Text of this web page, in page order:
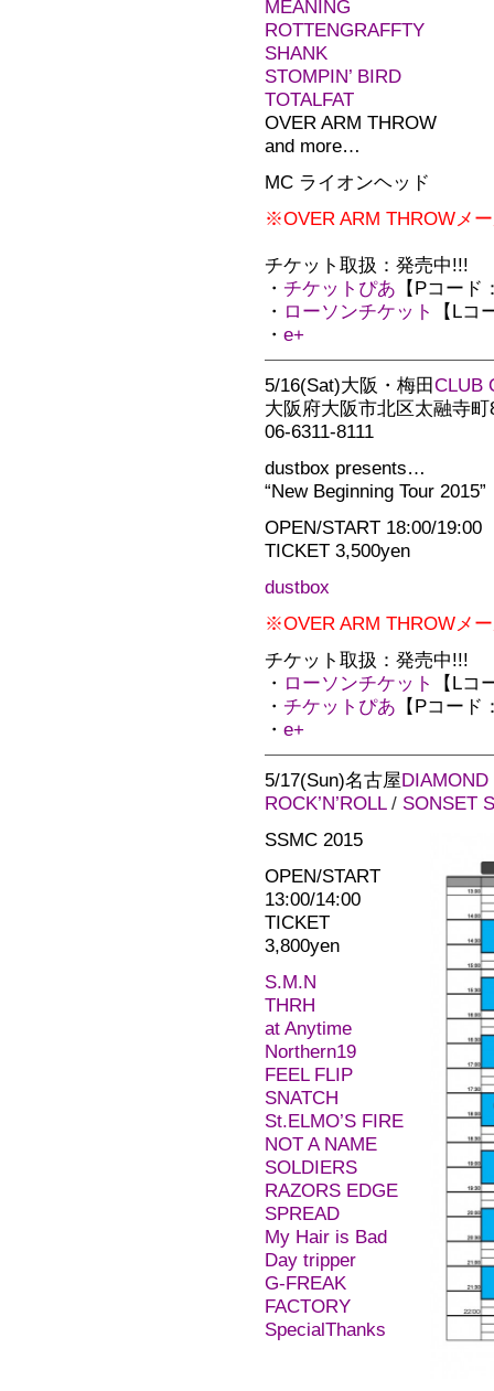
MEANING
ROTTENGRAFFTY
SHANK
STOMPIN’ BIRD
TOTALFAT
OVER ARM THROW
and more…
MC ライオンヘッド
※OVER ARM THROWメ
チケット取扱：発売中!!!
・ チケットぴあ 【Pコード
・ ローソンチケット
【Lコ
・ e+
5/16(Sat)大阪・梅田 CLUB
大阪府大阪市北区太融寺
06-6311-8111
dustbox presents…
“New Beginning Tour 2015”
OPEN/START 18:00/19:00
TICKET 3,500yen
dustbox
※OVER ARM THROWメ
チケット取扱：発売中!!!
・ ローソンチケット
【Lコ
・ チケットぴあ 【Pコード
・ e+
5/17(Sun)名古屋DIAMOND
ROCK’N’ROLL / SONSET
SSMC 2015
OPEN/START
13:00/14:00
TICKET
3,800yen
S.M.N
THRH
at Anytime
Northern19
FEEL FLIP
SNATCH
St.ELMO’S FIRE
NOT A NAME
SOLDIERS
RAZORS EDGE
SPREAD
My Hair is Bad
Day tripper
G-FREAK
FACTORY
SpecialThanks